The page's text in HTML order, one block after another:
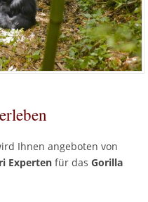
Ihnen angeboten von
Experten für das Gorilla